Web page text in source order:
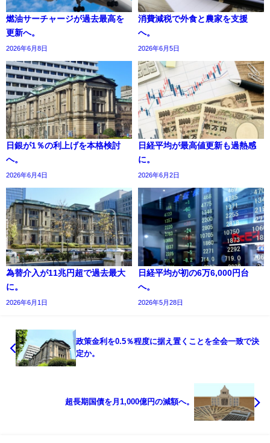
燃油サーチャージが過去最高を
更新へ。
2026年6月8日
消費減税で外食と農家を支援
へ。
2026年6月5日
日銀が1％の利上げを本格検討
へ。
2026年6月4日
日経平均が最高値更新も過熱感
に。
2026年6月2日
為替介入が11兆円超で過去最大
に。
2026年6月1日
日経平均が初の6万6,000円台
へ。
2026年5月28日
政策金利を0.5％程度に据え置くことを全会一致で決
定か。
超長期国債を月1,000億円の減額へ。